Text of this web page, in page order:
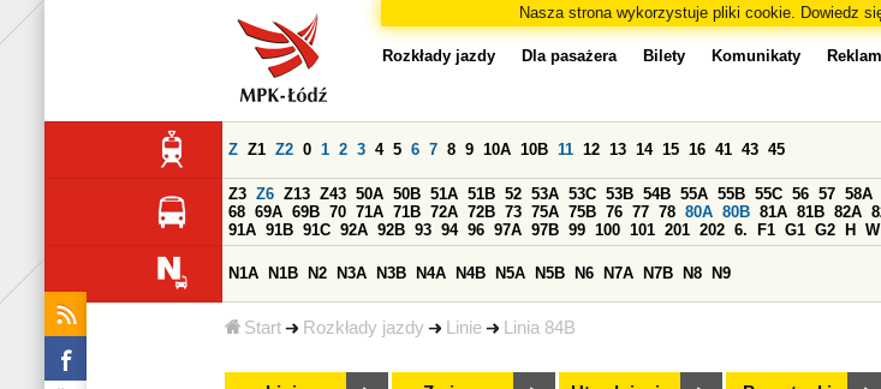
Nasza strona wykorzystuje pliki cookie. Dowiedz
Start Rozkłady jazdy Linie Linia 84B
Rozkłady jazdy Dla pasażera Bilety Komunikaty
Z Z1 Z2 0 1 2 3 4 5 6 7 8 9 10A 10B 11 12 13 14 15 16 41 43 45
Z3 Z6 Z13 Z43 50A 50B 51A 51B 52 53A 53C 53B 54B 55A 55B 55C 56 57 58A
68 69A 69B 70 71A 71B 72A 72B 73 75A 75B 76 77 78 80A 80B 81A 81B 82A
91A 91B 91C 92A 92B 93 94 96 97A 97B 99 100 101 201 202 6. F1 G1 G2 H W
N1A N1B N2 N3A N3B N4A N4B N5A N5B N6 N7A N7B N8 N9